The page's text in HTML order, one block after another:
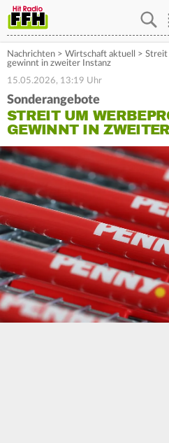
Nachrichten > Wirtschaft aktuell > Streit
gewinnt in zweiter Instanz
15.05.2026, 13:19 Uhr
Sonderangebote
STREIT UM
GEWINNT IN